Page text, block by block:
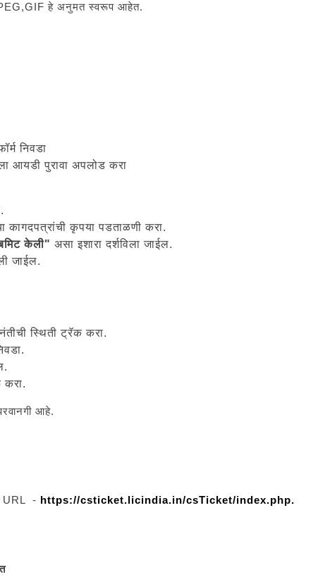
हे अनुमत स्वरूप आहेत.
निवडा
आयडी पुरावा अपलोड करा
कृपया पडताळणी करा.
केली" असा इशारा दर्शविला जाईल.
जाईल.
स्थिती ट्रॅक करा.
करा.
आहे.
URL - https://csticket.licindia.in/csTicket/index.php.